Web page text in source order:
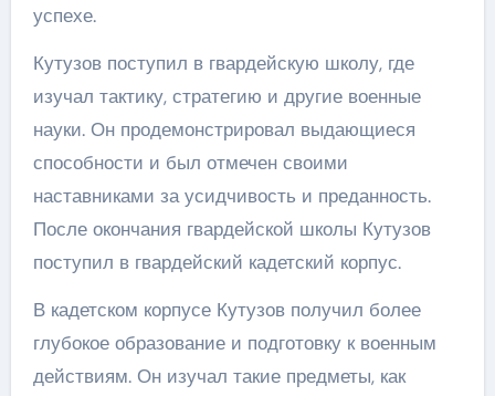
успехе.
Кутузов поступил в гвардейскую школу, где
изучал тактику, стратегию и другие военные
науки. Он продемонстрировал выдающиеся
способности и был отмечен своими
наставниками за усидчивость и преданность.
После окончания гвардейской школы Кутузов
поступил в гвардейский кадетский корпус.
В кадетском корпусе Кутузов получил более
глубокое образование и подготовку к военным
действиям. Он изучал такие предметы, как